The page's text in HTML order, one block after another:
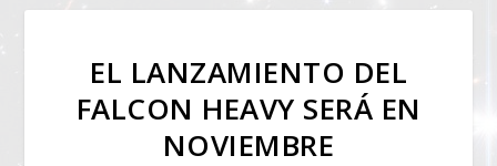
EL LANZAMIENTO DEL
FALCON HEAVY SERÁ EN
NOVIEMBRE